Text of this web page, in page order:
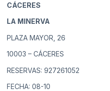
CÁCERES
LA MINERVA
PLAZA MAYOR, 26
10003 – CÁCERES
RESERVAS: 927261052
FECHA: 08-10